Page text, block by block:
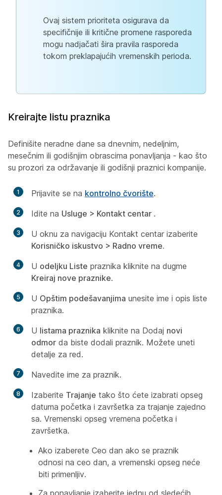
Ovaj sistem prioriteta osigurava da
specifičnije ili kritične promene rasporeda
mogu nadjačati šira pravila rasporeda
tokom preklapajućih vremenskih perioda.
Kreirajte listu praznika
Definišite neradne dane sa dnevnim, nedeljnim,
mesečnim ili godišnjim obrascima ponavljanja - kao što
su prozori za održavanje ili godišnji praznici kompanije.
1 Prijavite se na kontrolno čvorište.
2 Idite na Usluge > Kontakt centar .
3
U oknu za navigaciju Kontakt centar izaberite
Korisničko iskustvo > Radno vreme.
4 U odeljku Liste praznika kliknite na dugme
Kreiraj nove praznike.
5 U Opštim podešavanjima unesite ime i opis liste
praznika.
6 U listama praznika kliknite na Dodaj novi
odmor da biste dodali praznik. Možete uneti
detalje za red.
7 Navedite ime za praznik.
8 Izaberite Trajanje tako što ćete izabrati opseg
datuma početka i završetka za trajanje zajedno
sa. Vremenski opseg vremena početka i
završetka.
Ako izaberete Ceo dan ako se praznik
odnosi na ceo dan, a vremenski opseg neće
biti primenljiv.
Za ponavljanje izaberite jednu od sledećih